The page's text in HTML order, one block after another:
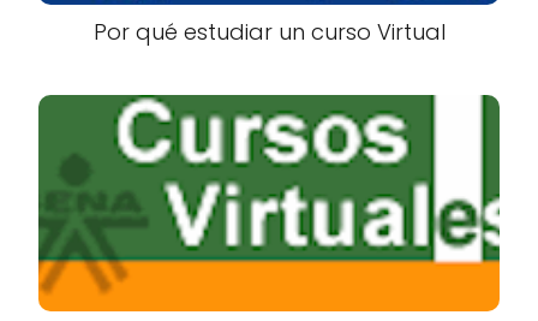
Por qué estudiar un curso Virtual